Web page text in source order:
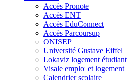
Accès Pronote
Accès ENT
Accès EduConnect
Accès Parcoursup
ONISEP
Université Gustave Eiffel
Lokaviz logement étudiant
Visale emploi et logement
Calendrier scolaire